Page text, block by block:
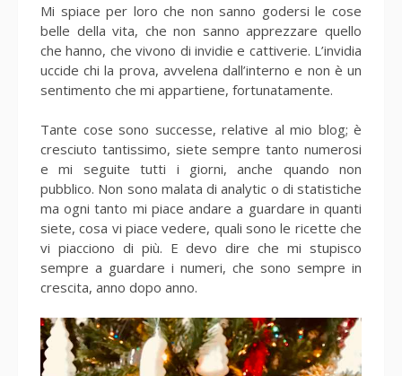
Mi spiace per loro che non sanno godersi le cose
belle della vita, che non sanno apprezzare quello
che hanno, che vivono di invidie e cattiverie. L’invidia
uccide chi la prova, avvelena dall’interno e non è un
sentimento che mi appartiene, fortunatamente.
Tante cose sono successe, relative al mio blog; è
cresciuto tantissimo, siete sempre tanto numerosi
e mi seguite tutti i giorni, anche quando non
pubblico. Non sono malata di analytic o di statistiche
ma ogni tanto mi piace andare a guardare in quanti
siete, cosa vi piace vedere, quali sono le ricette che
vi piacciono di più. E devo dire che mi stupisco
sempre a guardare i numeri, che sono sempre in
crescita, anno dopo anno.